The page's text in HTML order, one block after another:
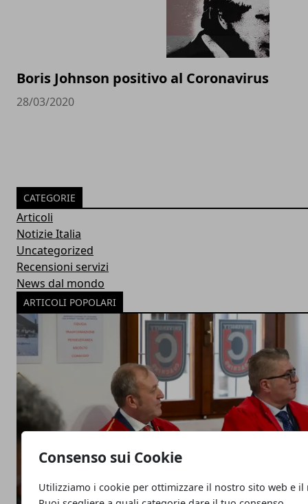
Consenso sui Cookie
Utilizziamo i cookie per ottimizzare il nostro sito web e il
Boris Johnson positivo al Coronavirus
28/03/2020
CATEGORIE
Articoli
Notizie Italia
Uncategorized
Recensioni servizi
News dal mondo
ARTICOLI POPOLARI